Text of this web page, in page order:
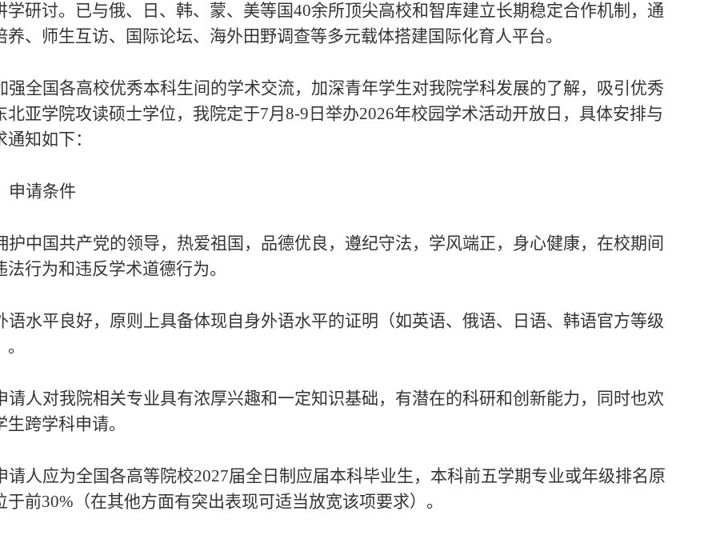
学研讨。 已与俄、日、韩、蒙、美等国40余所顶尖高校和智库建立长期稳定合作机制，通
养、师生互访、国际论坛、海外田野调查等多元载体搭建国际化育人平台。
强全国各高校优秀本科生间的学术交流， 加深青年学生对我院学科发展的了解， 吸引 优秀
北亚学院攻读硕士学位，我院定于7月 8-9日 举办2026年校园学术活动开放日，具体安排与
知如下：
申请条件
护中国共产党的领导，热爱祖国，品德优良，遵纪守法，学风端正，身心健康，在校期间
法行为和违反学术道德行为。
语水平良好，原则上具备体现自身外语水平的证明（如英语、俄语、日语、韩语官方等级
请人对我院相关专业具有浓厚兴趣和一定知识基础，有潜在的科研和创新能力，同时也欢
生跨学科申请。
请人应为全国各高等院校2027届全日制应届本科毕业生，本科前五学期专业或年级排名原
于前30%（在其他方面有突出表现可适当放宽该项要求） 。